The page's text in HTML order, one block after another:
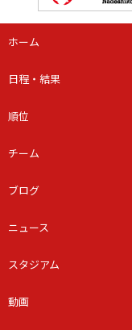
ホーム
日程・結果
順位
チーム
ブログ
ニュース
スタジアム
動画